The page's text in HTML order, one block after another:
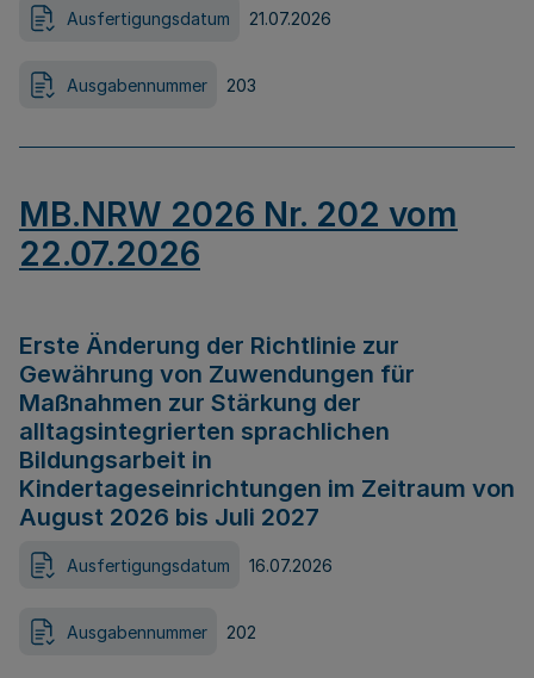
Ausfertigungsdatum 21.07.2026
Ausgabennummer 203
MB.NRW 2026 Nr. 202 vom
22.07.2026
Erste Änderung der Richtlinie zur
Gewährung von Zuwendungen für
Maßnahmen zur Stärkung der
alltagsintegrierten sprachlichen
Bildungsarbeit in
Kindertageseinrichtungen im Zeitraum von
August 2026 bis Juli 2027
Ausfertigungsdatum 16.07.2026
Ausgabennummer 202